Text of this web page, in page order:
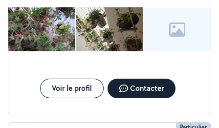
rapides et fiables à Montpellier NORD. Je peux vous
aider à progresser dans le numérique, je suis spécialisé
grands débutants pour casser les freins d'apprentissage
ou juste dépanner sur un problème ponctuel Je suis
calme, patient et sympathique; j'adore rendre
Voir le profil Contacter